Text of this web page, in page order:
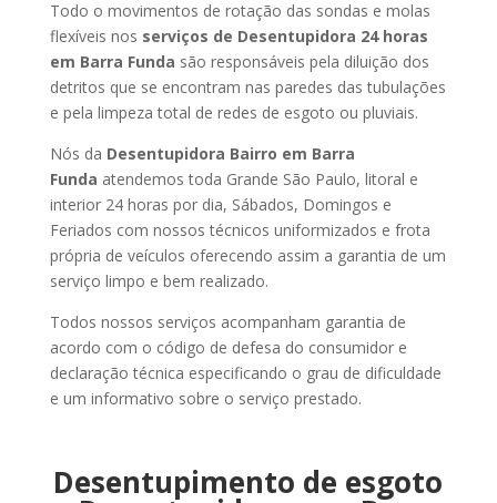
Todo o movimentos de rotação das sondas e molas
flexíveis nos serviços de Desentupidora 24 horas
em Barra Funda são responsáveis pela diluição dos
detritos que se encontram nas paredes das tubulações
e pela limpeza total de redes de esgoto ou pluviais.
Nós da Desentupidora Bairro em Barra
Funda atendemos toda Grande São Paulo, litoral e
interior 24 horas por dia, Sábados, Domingos e
Feriados com nossos técnicos uniformizados e frota
própria de veículos oferecendo assim a garantia de um
serviço limpo e bem realizado.
Todos nossos serviços acompanham garantia de
acordo com o código de defesa do consumidor e
declaração técnica especificando o grau de dificuldade
e um informativo sobre o serviço prestado.
Desentupimento de esgoto